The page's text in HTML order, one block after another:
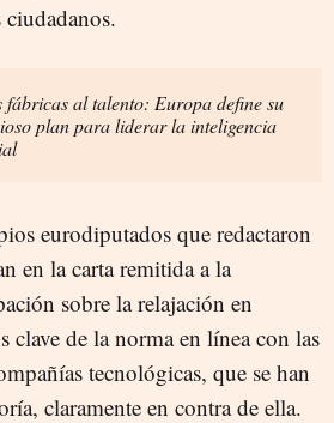
fábricas al talento: Europa define su
plan para liderar la inteligencia
eurodiputados que redactaron
en la carta remitida a la
sobre la relajación en
clave de la norma en línea con las
tecnológicas, que se han
claramente en contra de ella.